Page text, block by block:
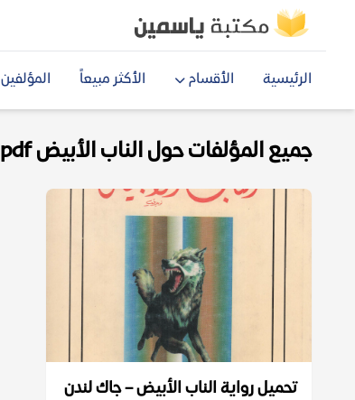
الرئيسية الأقسام الأكثر مبيعاً المؤلفين
جميع المؤلفات حول الناب الأبيض pdf
تحميل رواية الناب الأبيض – جاك لندن